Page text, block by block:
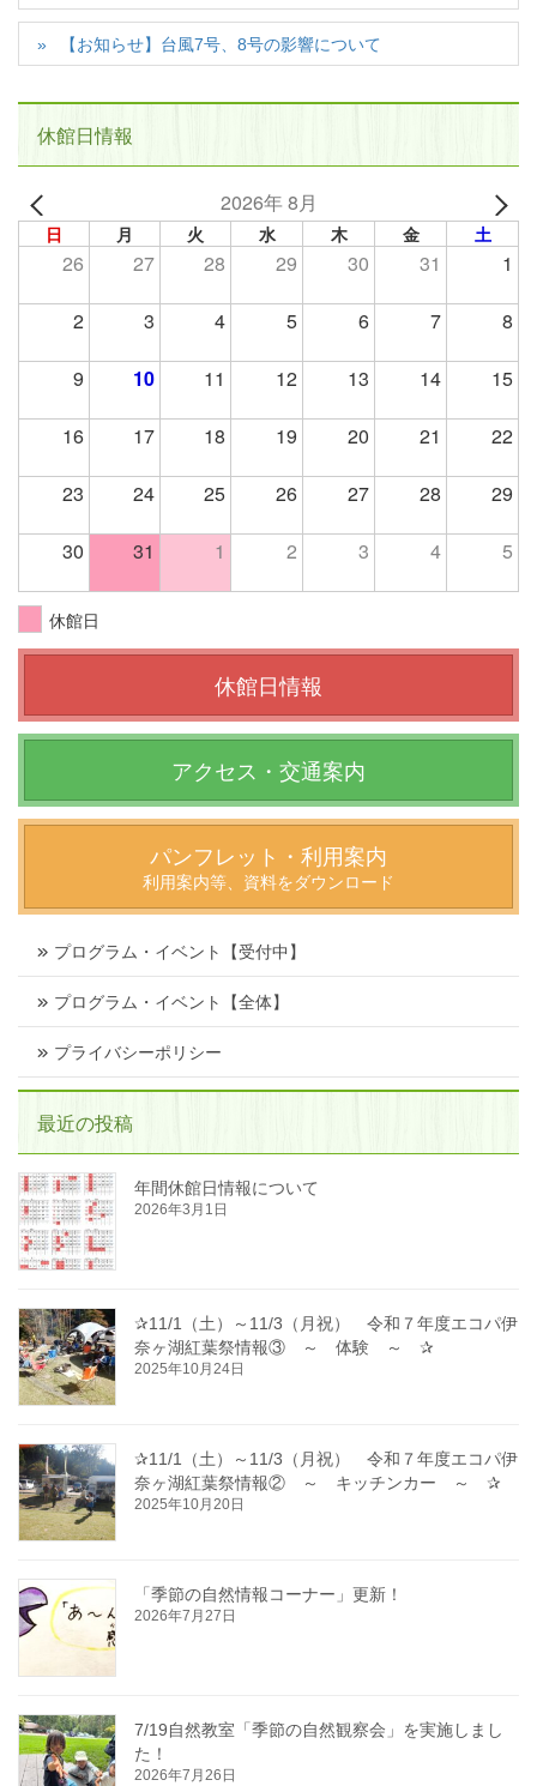
【お知らせ】台風7号、8号の影響について
休館日情報
2026年 8月
日 月 火 水 木 金 土
26 27 28 29 30 31 1
2 3 4 5 6 7 8
9 10 11 12 13 14 15
16 17 18 19 20 21 22
23 24 25 26 27 28 29
30 31 1 2 3 4 5
休館日
休館日情報
アクセス・交通案内
パンフレット・利用案内
利用案内等、資料をダウンロード
プログラム・イベント【受付中】
プログラム・イベント【全体】
プライバシーポリシー
最近の投稿
年間休館日情報について
2026年3月1日
✰11/1（土）～11/3（月祝） 令和７年度エコパ伊
奈ヶ湖紅葉祭情報③ ～ 体験 ～ ✰
2025年10月24日
✰11/1（土）～11/3（月祝） 令和７年度エコパ伊
奈ヶ湖紅葉祭情報② ～ キッチンカー ～ ✰
2025年10月20日
「季節の自然情報コーナー」更新！
2026年7月27日
7/19自然教室「季節の自然観察会」を実施しまし
た！
2026年7月26日